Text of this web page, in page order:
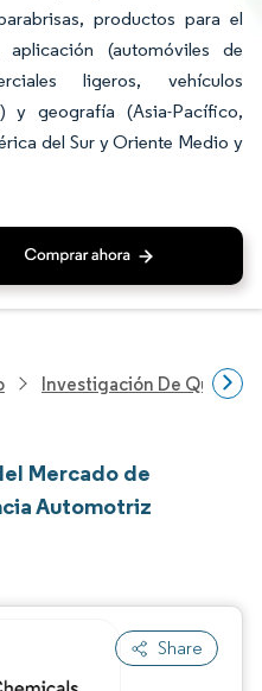
productos para el
(automóviles de
ligeros, vehículos
y geografía (Asia-Pacífico,
del Sur y Oriente Medio y
Investigación De
Mercado de
Automotriz
Share